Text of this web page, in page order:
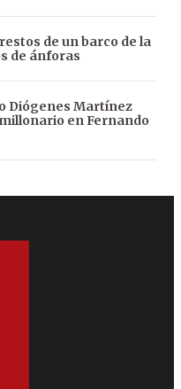
de un barco de la
de ánforas
Diógenes Martínez
en Fernando